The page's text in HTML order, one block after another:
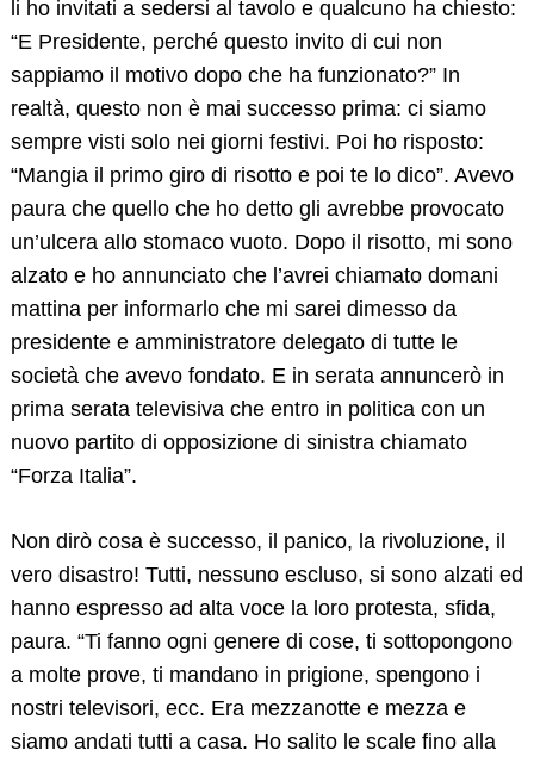
li ho invitati a sedersi al tavolo e qualcuno ha chiesto:
“E Presidente, perché questo invito di cui non
sappiamo il motivo dopo che ha funzionato?” In
realtà, questo non è mai successo prima: ci siamo
sempre visti solo nei giorni festivi. Poi ho risposto:
“Mangia il primo giro di risotto e poi te lo dico”. Avevo
paura che quello che ho detto gli avrebbe provocato
un’ulcera allo stomaco vuoto. Dopo il risotto, mi sono
alzato e ho annunciato che l’avrei chiamato domani
mattina per informarlo che mi sarei dimesso da
presidente e amministratore delegato di tutte le
società che avevo fondato. E in serata annuncerò in
prima serata televisiva che entro in politica con un
nuovo partito di opposizione di sinistra chiamato
“Forza Italia”.
Non dirò cosa è successo, il panico, la rivoluzione, il
vero disastro! Tutti, nessuno escluso, si sono alzati ed
hanno espresso ad alta voce la loro protesta, sfida,
paura. “Ti fanno ogni genere di cose, ti sottopongono
a molte prove, ti mandano in prigione, spengono i
nostri televisori, ecc. Era mezzanotte e mezza e
siamo andati tutti a casa. Ho salito le scale fino alla